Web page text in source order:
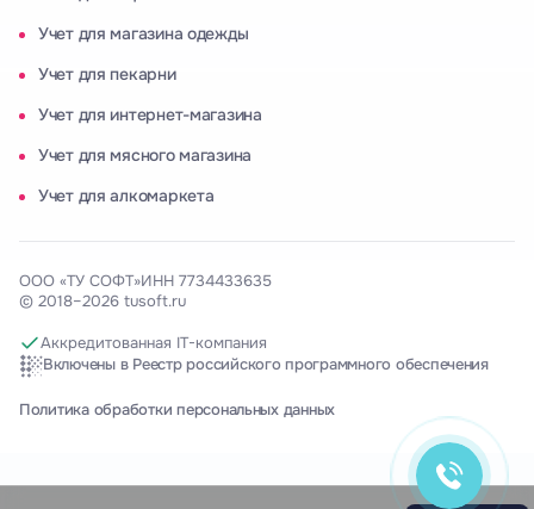
Здравствуйте! Готова помочь
вам. Напишите мне, если у
Учет для магазина одежды
Учет для пекарни
Учет для интернет-магазина
Учет для мясного магазина
Учет для алкомаркета
ООО «ТУ СОФТ»ИНН 7734433635
© 2018–2026 tusoft.ru
Аккредитованная IT-компания
Включены в Реестр российского программного обеспечения
Политика обработки персональных данных